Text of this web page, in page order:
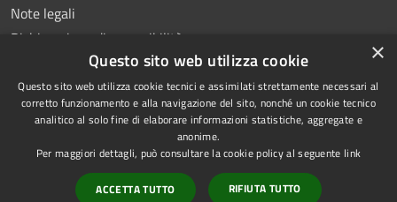
Note legali
Dichiarazione di accessibilità
RSS
Accessibilità
Copyright © 2026 • Comune di
Montoro • Powered by
Municipium•Accesso
×
Questo sito web utilizza cookie
Questo sito web utilizza cookie tecnici e assimilati strettamente necessari al
corretto funzionamento e alla navigazione del sito, nonché un cookie tecnico
analitico al solo fine di elaborare informazioni statistiche, aggregate e
anonime.
Per maggiori dettagli, può consultare la cookie policy al seguente link
ACCETTA TUTTO RIFIUTA TUTTO